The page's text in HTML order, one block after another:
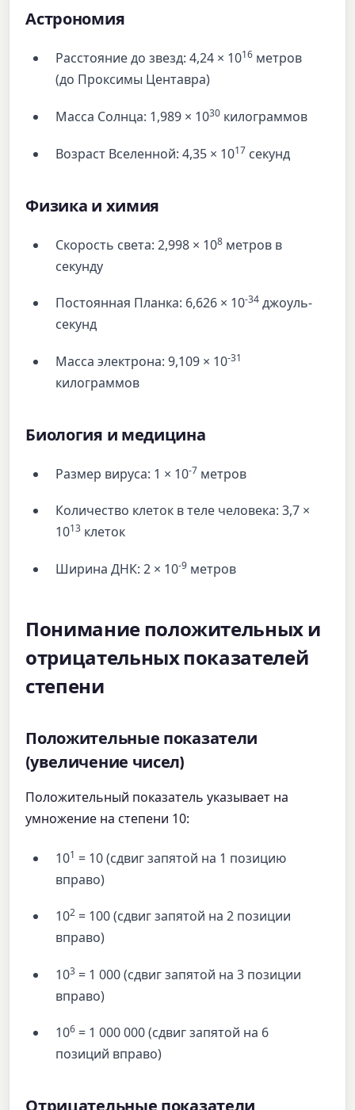
Астрономия
Расстояние до звезд: 4,24 × 1016 метров
(до Проксимы Центавра)
Масса Солнца: 1,989 × 1030 килограммов
Возраст Вселенной: 4,35 × 1017 секунд
Физика и химия
Скорость света: 2,998 × 108 метров в
секунду
Постоянная Планка: 6,626 × 10-34 джоуль-
секунд
Масса электрона: 9,109 × 10-31
килограммов
Биология и медицина
Размер вируса: 1 × 10-7 метров
Количество клеток в теле человека: 3,7 ×
1013 клеток
Ширина ДНК: 2 × 10-9 метров
Понимание положительных и
отрицательных показателей
степени
Положительные показатели
(увеличение чисел)
Положительный показатель указывает на
умножение на степени 10:
101 = 10 (сдвиг запятой на 1 позицию
вправо)
102 = 100 (сдвиг запятой на 2 позиции
вправо)
103 = 1 000 (сдвиг запятой на 3 позиции
вправо)
106 = 1 000 000 (сдвиг запятой на 6
позиций вправо)